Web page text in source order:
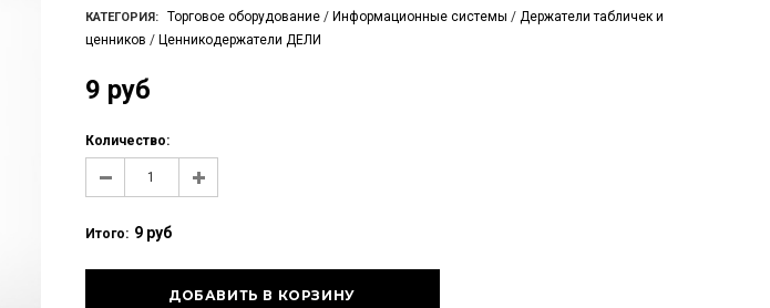
КАТЕГОРИЯ: Торговое оборудование / Информационные системы / Держатели табличек и
ценников / Ценникодержатели ДЕЛИ
9 руб
Количество:
Итого: 9 руб